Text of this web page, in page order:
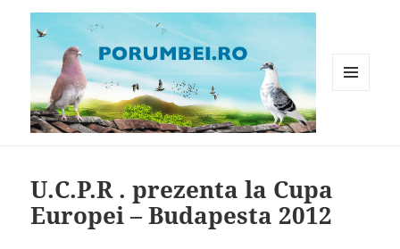
U.C.P.R . prezenta la Cupa
Europei – Budapesta 2012